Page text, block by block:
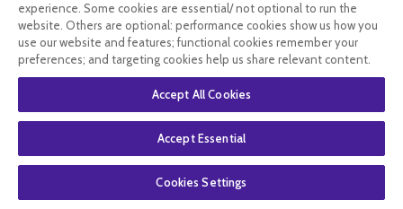
Macérat de
pommier
11.99€8.99€
essentielle bio
palmarosa
6.99€4.19€
experience. Some cookies are essential/ not optional to run the
website. Others are optional: performance cookies show us how you
use our website and features; functional cookies remember your
preferences; and targeting cookies help us share relevant content.
Accept All Cookies
Accept Essential
Cookies Settings